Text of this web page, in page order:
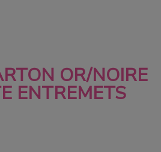
OR/NOIRE
ENTREMETS